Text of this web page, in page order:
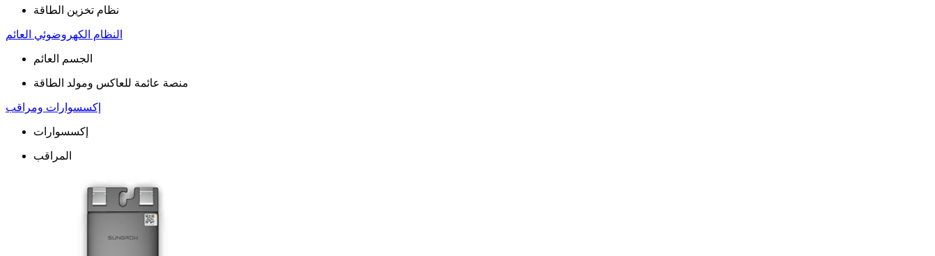
نظام تخزین الطاقة
النظام الكهروضوئي العائم
الجسم العائم
منصة عائمة للعاكس ومولد الطاقة
إكسسوارات ومراقب
إكسسوارات
المراقب